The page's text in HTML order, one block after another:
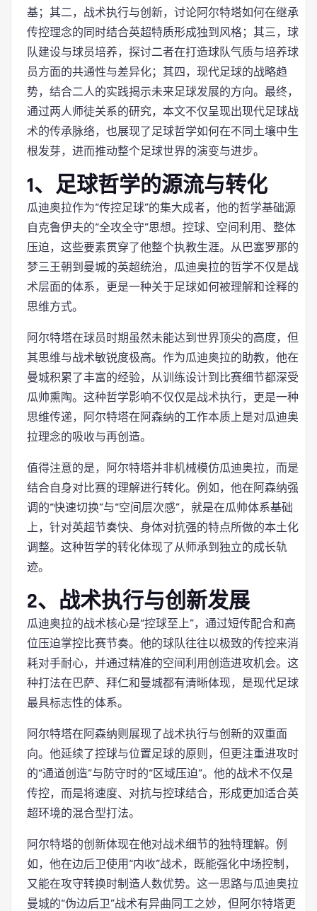
基；其二，战术执行与创新，讨论阿尔特塔如何在继承
传控理念的同时结合英超特质形成独到风格；其三，球
队建设与球员培养，探讨二者在打造球队气质与培养球
员方面的共通性与差异化；其四，现代足球的战略趋
势，结合二人的实践揭示未来足球发展的方向。最终，
通过两人师徒关系的研究，本文不仅呈现出现代足球战
术的传承脉络，也展现了足球哲学如何在不同土壤中生
根发芽，进而推动整个足球世界的演变与进步。
1、足球哲学的源流与转化
瓜迪奥拉作为“传控足球”的集大成者，他的哲学基础源
自克鲁伊夫的“全攻全守”思想。控球、空间利用、整体
压迫，这些要素贯穿了他整个执教生涯。从巴塞罗那的
梦三王朝到曼城的英超统治，瓜迪奥拉的哲学不仅是战
术层面的体系，更是一种关于足球如何被理解和诠释的
思维方式。
阿尔特塔在球员时期虽然未能达到世界顶尖的高度，但
其思维与战术敏锐度极高。作为瓜迪奥拉的助教，他在
曼城积累了丰富的经验，从训练设计到比赛细节都深受
瓜帅熏陶。这种哲学影响不仅仅是战术执行，更是一种
思维传递，阿尔特塔在阿森纳的工作本质上是对瓜迪奥
拉理念的吸收与再创造。
值得注意的是，阿尔特塔并非机械模仿瓜迪奥拉，而是
结合自身对比赛的理解进行转化。例如，他在阿森纳强
调的“快速切换”与“空间层次感”，就是在瓜帅体系基础
上，针对英超节奏快、身体对抗强的特点所做的本土化
调整。这种哲学的转化体现了从师承到独立的成长轨
迹。
2、战术执行与创新发展
瓜迪奥拉的战术核心是“控球至上”，通过短传配合和高
位压迫掌控比赛节奏。他的球队往往以极致的传控来消
耗对手耐心，并通过精准的空间利用创造进攻机会。这
种打法在巴萨、拜仁和曼城都有清晰体现，是现代足球
最具标志性的体系。
阿尔特塔在阿森纳则展现了战术执行与创新的双重面
向。他延续了控球与位置足球的原则，但更注重进攻时
的“通道创造”与防守时的“区域压迫”。他的战术不仅是
传控，而是将速度、对抗与控球结合，形成更加适合英
超环境的混合型打法。
阿尔特塔的创新体现在他对战术细节的独特理解。例
如，他在边后卫使用“内收”战术，既能强化中场控制，
又能在攻守转换时制造人数优势。这一思路与瓜迪奥拉
曼城的“伪边后卫”战术有异曲同工之妙，但阿尔特塔更